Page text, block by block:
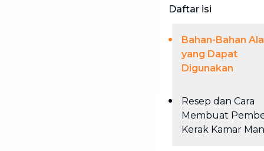
Daftar isi
Bahan-Bahan
yang Dapat
Digunakan
Resep dan Cara
Membuat
Kerak Kamar